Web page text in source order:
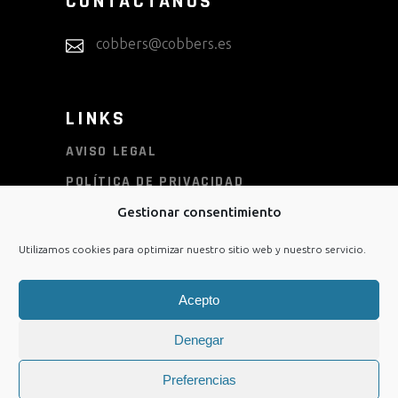
Gestionar consentimiento
Utilizamos cookies para optimizar nuestro sitio web y nuestro servicio.
Acepto
Denegar
Preferencias
cobbers@cobbers.es
LINKS
AVISO LEGAL
POLÍTICA DE PRIVACIDAD
POLÍTICA DE COOKIES
CONDICIONES DE COMPRA
COPYRIGHT COBBERS ©/Diseño Web: